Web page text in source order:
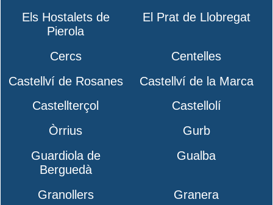
Els Hostalets de
Pierola
El Prat de Llobregat
Cercs
Centelles
Castellví de Rosanes
Castellví de la Marca
Castellterçol
Castellolí
Òrrius
Gurb
Guardiola de
Berguedà
Gualba
Granollers
Granera